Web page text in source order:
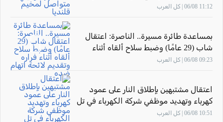
قلنديا
11:12 06/08 | كل العرب
بمساعدة طائرة مسيرة.. الناصرة: اعتقال
شاب (29 عامًا) وضبط سلاح ألقاه أثناء
فراره وتقديم لائحة اتهام ضده
09:23 06/08 | كل العرب
اعتقال مشتبهين بإطلاق النار على عمود
كهرباء وتهديد موظفي شركة الكهرباء في تل
السبع
10:51 06/08 | كل العرب